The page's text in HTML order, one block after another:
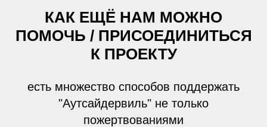
КАК ЕЩЁ НАМ МОЖНО
ПОМОЧЬ / ПРИСОЕДИНИТЬСЯ
К ПРОЕКТУ
есть множество способов поддержать
"Аутсайдервиль" не только
пожертвованиями